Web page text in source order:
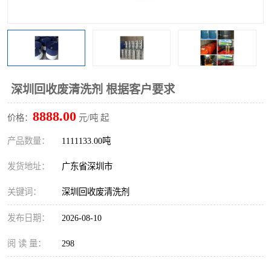
深圳回收废清洗剂 根据客户要求
价格： 8888.00 元/吨 起
产品数量： 1111133.00吨
发货地址： 广东省深圳市
关键词： 深圳回收废清洗剂
发布日期： 2026-08-10
阅 读 量： 298